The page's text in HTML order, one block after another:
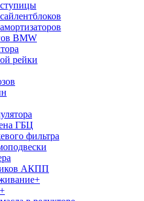
BMW
рейки
ГБЦ
фильтра
АКПП
+
+